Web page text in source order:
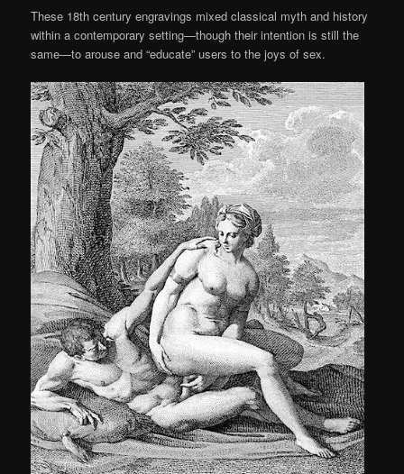
These 18th century engravings mixed classical myth and history
within a contemporary setting—though their intention is still the
same—to arouse and “educate” users to the joys of sex.